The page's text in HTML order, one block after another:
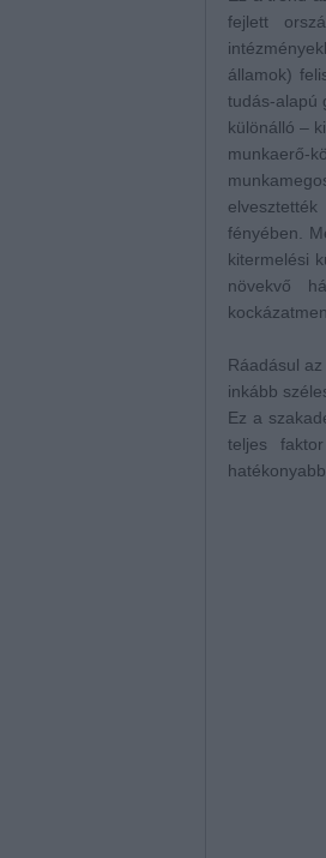
fejlett
államok)
tudás-alapú
különálló –
munkaerő-
fényében.
kitermelési
növekvő
Ráadásul
inkább
Ez a
teljes